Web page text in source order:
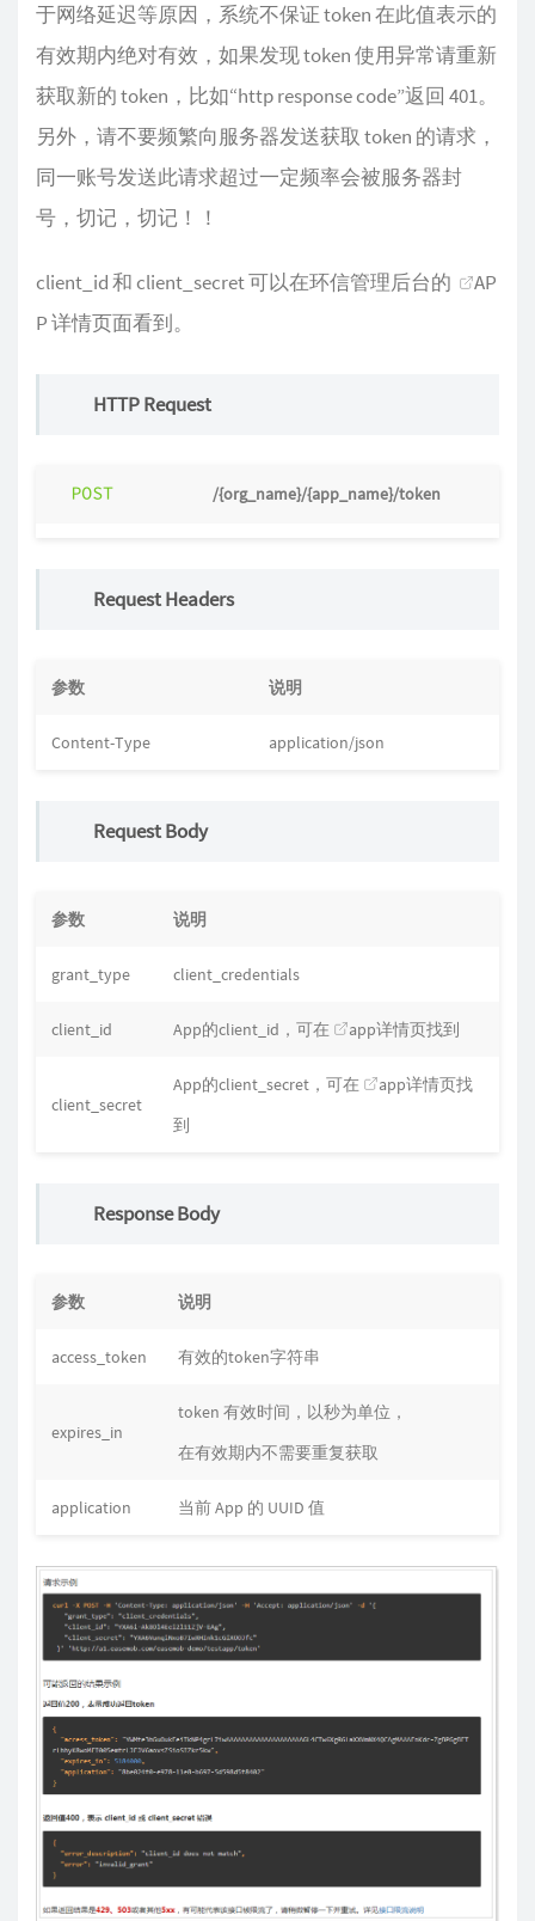
于网络延迟等原因，系统不保证 token 在此值表示的
有效期内绝对有效，如果发现 token 使用异常请重新
获取新的 token，比如“http response code”返回 401。
另外，请不要频繁向服务器发送获取 token 的请求，
同一账号发送此请求超过一定频率会被服务器封
号，切记，切记！！
client_id 和 client_secret 可以在环信管理后台的
AP
P 详情页面看到。
HTTP Request
/{org_name}/{app_name}/token
Request Headers
参数 说明
Content-Type application/json
Request Body
参数 说明
grant_type client_credentials
client_id App的client_id，可在 app详情页找到
client_secret
App的client_secret，可在
app详情页找
到
Response Body
参数 说明
access_token 有效的token字符串
expires_in
token 有效时间，以秒为单位，
在有效期内不需要重复获取
application 当前 App 的 UUID 值